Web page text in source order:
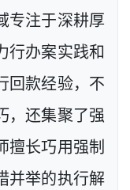
专注于深耕厚
行办案实践和
回款经验，不
，还集聚了强
擅长巧用强制
并举的执行解